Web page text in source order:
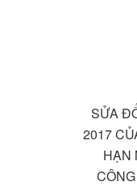
SỬA
2017
HẠN